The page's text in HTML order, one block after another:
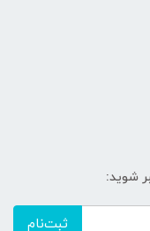
شوید:
ثبت‌نام